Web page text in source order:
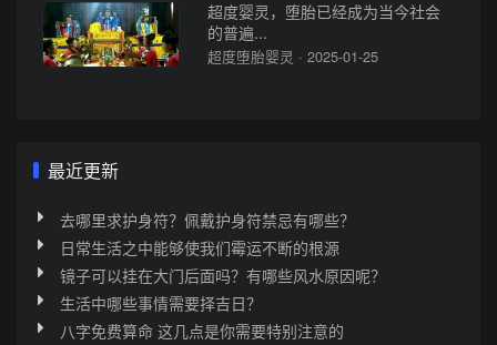
超度婴灵，堕胎已经成为当今社会
的普遍...
超度堕胎婴灵 · 2025-01-25
最近更新
去哪里求护身符？佩戴护身符禁忌有哪些？
日常生活之中能够使我们霉运不断的根源
镜子可以挂在大门后面吗？有哪些风水原因呢？
生活中哪些事情需要择吉日？
八字免费算命 这几点是你需要特别注意的